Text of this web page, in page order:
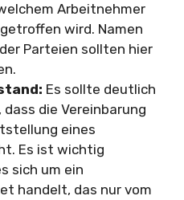
Arbeitnehmer
wird. Namen
Parteien sollten hier
Es sollte deutlich
die Vereinbarung
eines
Es ist wichtig
sich um ein
handelt, das nur vom